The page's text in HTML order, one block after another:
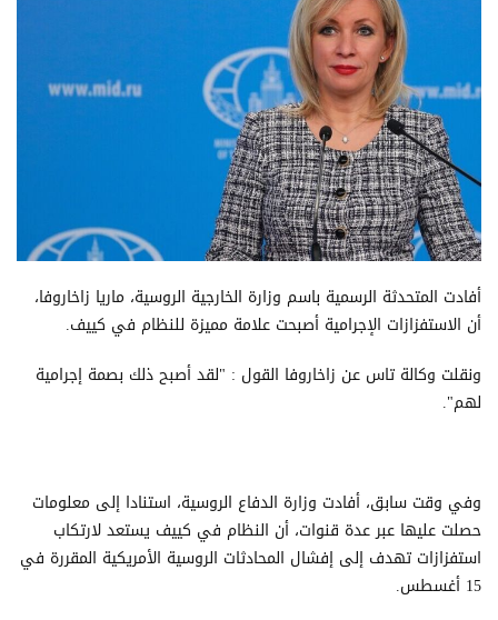
أفادت المتحدثة الرسمية باسم وزارة الخارجية الروسية، ماريا زاخاروفا،
أن الاستفزازات الإجرامية أصبحت علامة مميزة للنظام في كييف.
ونقلت وكالة تاس عن زاخاروفا القول : "لقد أصبح ذلك بصمة إجرامية
لهم".
وفي وقت سابق، أفادت وزارة الدفاع الروسية، استنادا إلى معلومات
حصلت عليها عبر عدة قنوات، أن النظام في كييف يستعد لارتكاب
استفزازات تهدف إلى إفشال المحادثات الروسية الأمريكية المقررة في
15 أغسطس.